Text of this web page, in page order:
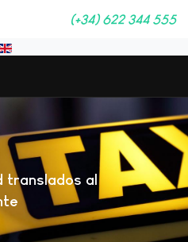
(+34) 622 344 555
translados al